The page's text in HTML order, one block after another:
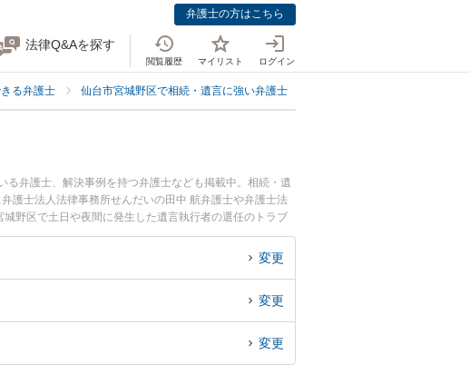
弁護士の方はこちら
法律Q&Aを探す
閲覧履歴 マイリスト ログイン
る弁護士 仙台市宮城野区で相続・遺言に強い弁護士
弁護士、解決事例を持つ弁護士なども掲載中。相続・遺
護士法人法律事務所せんだいの田中 航弁護士や弁護士法
野区で土日や夜間に発生した遺言執行者の選任のトラブ
相談無料で遺言執行者の選任を法律相談できる仙台市宮城
変更
変更
変更